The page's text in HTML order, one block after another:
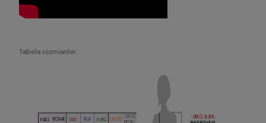
Tabela rozmiarów: